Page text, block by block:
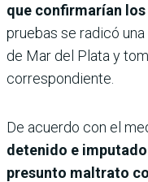
que confirmarían
pruebas se radicó
de Mar del Plata y
correspondiente.
De acuerdo con el
detenido e
presunto maltrato